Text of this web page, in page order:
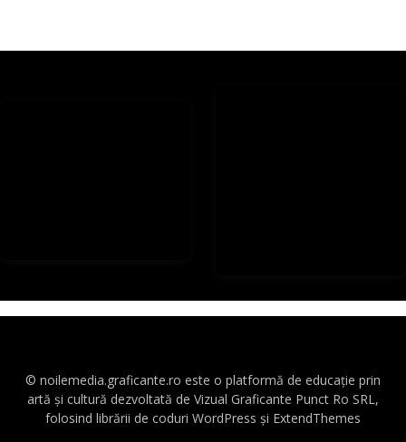
© noilemedia.graficante.ro este o platformă de educație prin
artă și cultură dezvoltată de Vizual Graficante Punct Ro SRL,
folosind librării de coduri WordPress și ExtendThemes